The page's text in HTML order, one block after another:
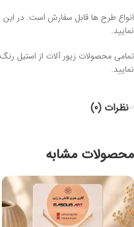
انواع طرح ها قابل سفارش است. در
نمایید.
تمامی محصولات زیور آلات از استیل
نمایید.
نظرات (0)
محصولات مشابه